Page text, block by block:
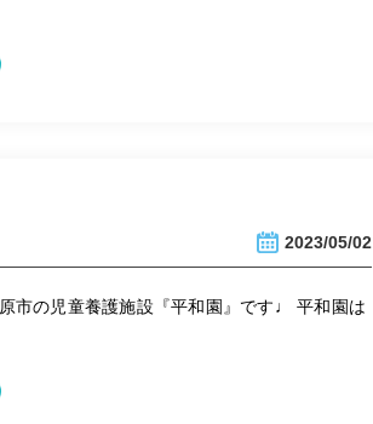
2023/05/02
市の児童養護施設『平和園』です♩ 平和園は